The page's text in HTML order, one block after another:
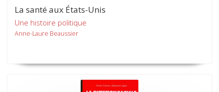
La santé aux États-Unis
Une histoire politique
Anne-Laure Beaussier